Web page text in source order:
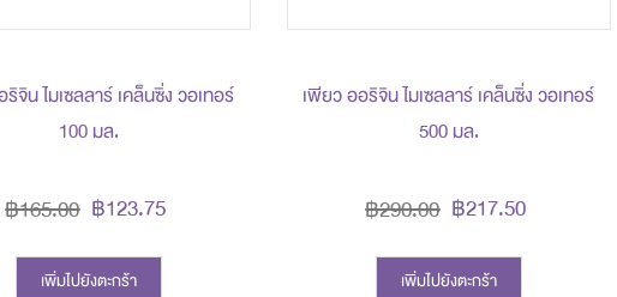
จิน ไมเซลลาร์ เคล็นซิ่ง วอเทอร์
100 มล.
฿123.75
฿165.00
เพิ่มไปยังตะกร้า
เพียว ออริจิน ไมเซลลาร์ เคล็นซิ่ง วอเทอร์
500 มล.
฿217.50
฿290.00
เพิ่มไปยังตะกร้า